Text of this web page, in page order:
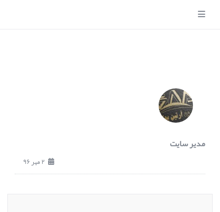
مدیر سایت
2 مهر 96